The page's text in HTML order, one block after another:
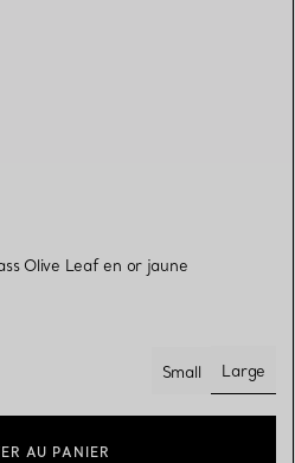
Olive Leaf en or jaune
Small
Large
AU PANIER